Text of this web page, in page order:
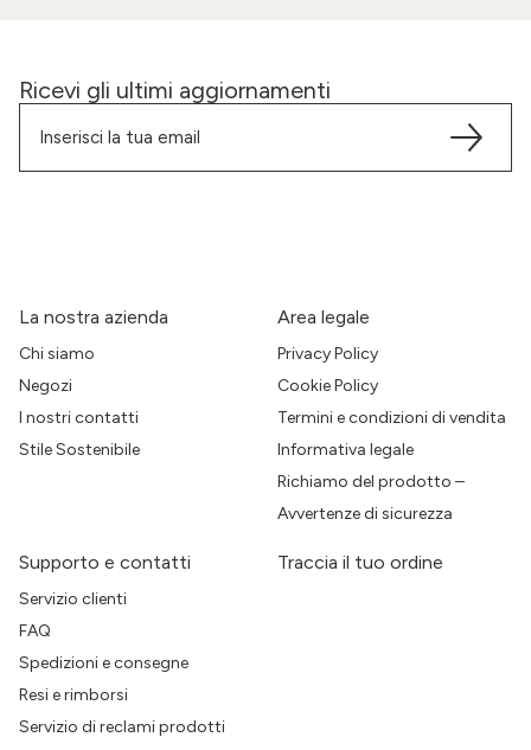
Ricevi gli ultimi aggiornamenti
La nostra azienda
Chi siamo
Negozi
I nostri contatti
Stile Sostenibile
Area legale
Privacy Policy
Cookie Policy
Termini e condizioni di vendita
Informativa legale
Richiamo del prodotto –
Avvertenze di sicurezza
Supporto e contatti
Servizio clienti
FAQ
Spedizioni e consegne
Resi e rimborsi
Servizio di reclami prodotti
Traccia il tuo ordine